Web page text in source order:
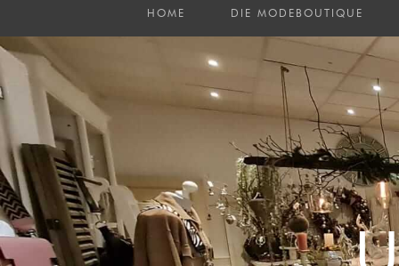
HOME DIE MODEBOUTIQUE